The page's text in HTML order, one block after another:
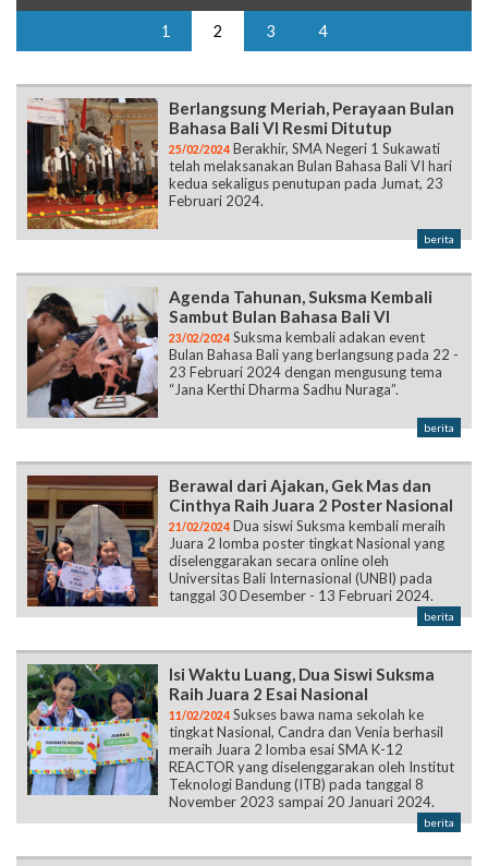
1 2 3 4
Berlangsung Meriah, Perayaan Bulan
Bahasa Bali VI Resmi Ditutup
25/02/2024 Berakhir, SMA Negeri 1 Sukawati
telah melaksanakan Bulan Bahasa Bali VI hari
kedua sekaligus penutupan pada Jumat, 23
Februari 2024.
berita
Agenda Tahunan, Suksma Kembali
Sambut Bulan Bahasa Bali VI
23/02/2024 Suksma kembali adakan event
Bulan Bahasa Bali yang berlangsung pada 22 -
23 Februari 2024 dengan mengusung tema
“Jana Kerthi Dharma Sadhu Nuraga”.
berita
Berawal dari Ajakan, Gek Mas dan
Cinthya Raih Juara 2 Poster Nasional
21/02/2024 Dua siswi Suksma kembali meraih
Juara 2 lomba poster tingkat Nasional yang
diselenggarakan secara online oleh
Universitas Bali Internasional (UNBI) pada
tanggal 30 Desember - 13 Februari 2024.
berita
Isi Waktu Luang, Dua Siswi Suksma
Raih Juara 2 Esai Nasional
11/02/2024 Sukses bawa nama sekolah ke
tingkat Nasional, Candra dan Venia berhasil
meraih Juara 2 lomba esai SMA K-12
REACTOR yang diselenggarakan oleh Institut
Teknologi Bandung (ITB) pada tanggal 8
November 2023 sampai 20 Januari 2024.
berita